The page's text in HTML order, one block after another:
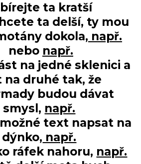
ta kratší
ta delší, ty mou
dokola, např.
nebo např.
na jedné sklenici a
na druhé tak, že
budou dávat
smysl, např.
text napsat na
dýnko, např.
ráfek nahoru, např.